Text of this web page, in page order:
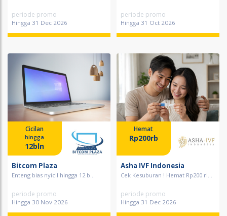
periode promo
Hingga 31 Dec 2026
periode promo
Hingga 31 Oct 2026
Cicilan
hingga
12bln
Bitcom Plaza
Enteng bias nyicil hingga 12 b...
periode promo
Hingga 30 Nov 2026
Hemat
Rp200rb
Asha IVF Indonesia
Cek Kesuburan ! Hemat Rp200 ri...
periode promo
Hingga 31 Dec 2026